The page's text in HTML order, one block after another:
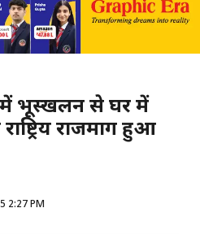
में भूस्खलन से घर में
राजमार्ग हुआ
2:27 PM